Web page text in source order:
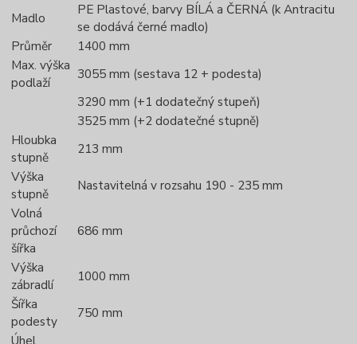
Madlo
PE Plastové, barvy BÍLÁ a ČERNÁ (k Antracitu
se dodává černé madlo)
Průměr
1400 mm
Max. výška
podlaží
3055 mm (sestava 12 + podesta)
3290 mm (+1 dodatečný stupeň)
3525 mm (+2 dodatečné stupně)
Hloubka
stupně
213 mm
Výška
stupně
Nastavitelná v rozsahu 190 - 235 mm
Volná
průchozí
šířka
686 mm
Výška
zábradlí
1000 mm
Šířka
podesty
750 mm